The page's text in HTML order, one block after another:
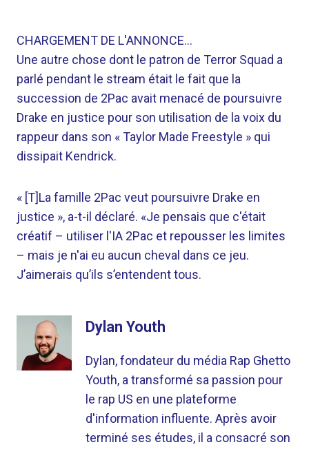
CHARGEMENT DE L'ANNONCE…
Une autre chose dont le patron de Terror Squad a
parlé pendant le stream était le fait que la
succession de 2Pac avait menacé de poursuivre
Drake en justice pour son utilisation de la voix du
rappeur dans son « Taylor Made Freestyle » qui
dissipait Kendrick.
« [T]La famille 2Pac veut poursuivre Drake en
justice », a-t-il déclaré. «Je pensais que c'était
créatif – utiliser l'IA 2Pac et repousser les limites
– mais je n'ai eu aucun cheval dans ce jeu.
J’aimerais qu’ils s’entendent tous.
Dylan Youth
Dylan, fondateur du média Rap Ghetto
Youth, a transformé sa passion pour
le rap US en une plateforme
d'information influente. Après avoir
terminé ses études, il a consacré son